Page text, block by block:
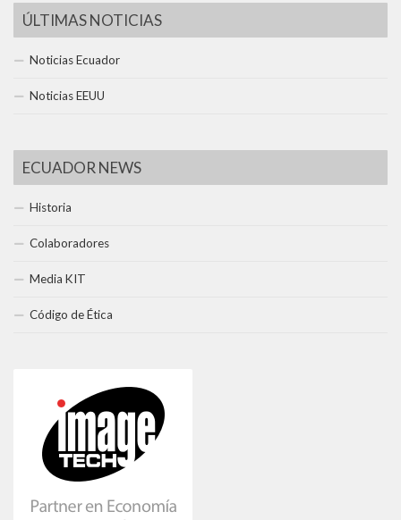
ÚLTIMAS NOTICIAS
Noticias Ecuador
Noticias EEUU
ECUADOR NEWS
Historia
Colaboradores
Media KIT
Código de Ética